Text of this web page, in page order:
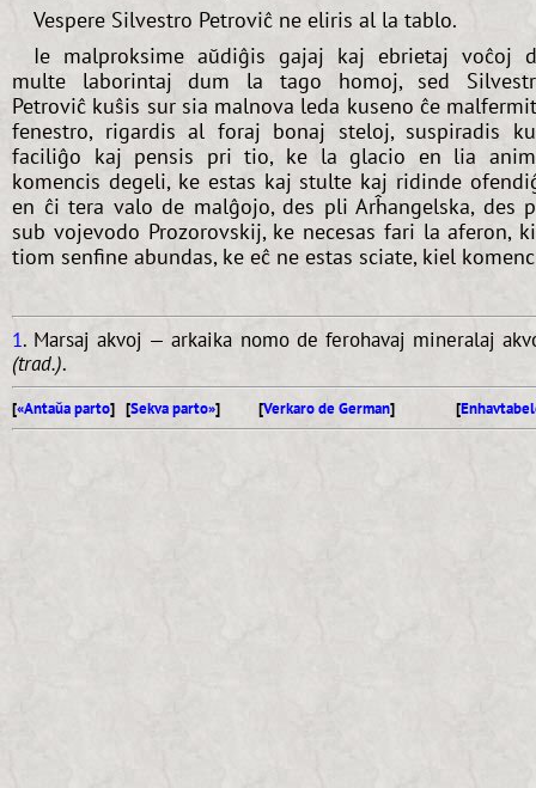
Vespere Silvestro Petroviĉ ne eliris al la tablo.
Ie malproksime aŭdiĝis gajaj kaj ebrietaj voĉoj
multe laborintaj dum la tago homoj, sed
Petroviĉ kuŝis sur sia malnova leda kuseno ĉe
fenestro, rigardis al foraj bonaj steloj, suspiradis
faciliĝo kaj pensis pri tio, ke la glacio en lia
komencis degeli, ke estas kaj stulte kaj ridinde
en ĉi tera valo de malĝojo, des pli Arĥangelska, des
sub vojevodo Prozorovskij, ke necesas fari la aferon,
tiom senfine abundas, ke eĉ ne estas sciate, kiel
1. Marsaj akvoj — arkaika nomo de ferohavaj mineralaj
(trad.).
[«Antaŭa parto] [Sekva parto»] [Verkaro de German] [